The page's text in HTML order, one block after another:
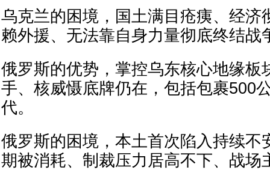
乌克兰的困境，国土满目疮痍、经济
赖外援、无法靠自身力量彻底终结战
俄罗斯的优势，掌控乌东核心地缘板
手、核威慑底牌仍在，包括包裹500
代。
俄罗斯的困境，本土首次陷入持续不
期被消耗、制裁压力居高不下、战场